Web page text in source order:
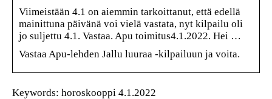
Viimeistään 4.1 on aiemmin tarkoittanut, että edellä
mainittuna päivänä voi vielä vastata, nyt kilpailu oli
jo suljettu 4.1. Vastaa. Apu toimitus4.1.2022. Hei …
Vastaa Apu-lehden Jallu luuraa -kilpailuun ja voita.
Keywords: horoskooppi 4.1.2022